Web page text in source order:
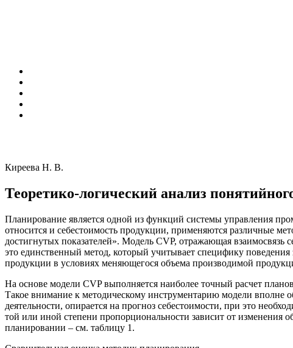
Киреева Н. В.
Теоретико-логический анализ
Планирование является одной из функций системы управления
относится и себестоимость продукции, применяются различные
достигнутых показателей». Модель CVP, отражающая взаимосвязь
это единственный метод, который учитывает специфику поведения
продукции в условиях меняющегося объема производимой
На основе модели CVP выполняется наиболее точный расчет
Такое внимание к методическому инструментарию модели вполне
деятельности, опирается на прогноз себестоимости, при это
той или иной степени пропорциональности зависит от изменения
планировании – см. таблицу 1.